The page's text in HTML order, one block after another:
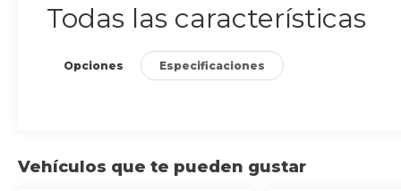
Todas las características
Opciones Especificaciones
Vehículos que te pueden gustar